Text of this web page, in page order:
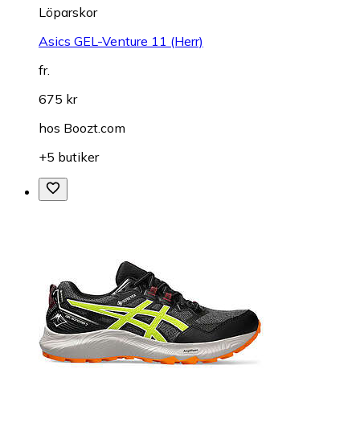
Löparskor
Asics GEL-Venture 11 (Herr)
fr.
675 kr
hos Boozt.com
+5 butiker